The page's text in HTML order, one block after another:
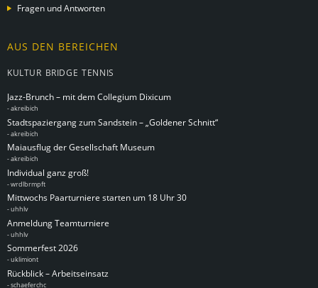
Fragen und Antworten
AUS DEN BEREICHEN
KULTUR BRIDGE TENNIS
Jazz-Brunch – mit dem Collegium Dixicum
-akreibich
Stadtspaziergang zum Sandstein – „Goldener Schnitt“
-akreibich
Maiausflug der Gesellschaft Museum
-akreibich
Individual ganz groß!
-wrdlbrmpft
Mittwochs Paarturniere starten um 18 Uhr 30
-uhhlv
Anmeldung Teamturniere
-uhhlv
Sommerfest 2026
-uklimiont
Rückblick – Arbeitseinsatz
-schaeferchc